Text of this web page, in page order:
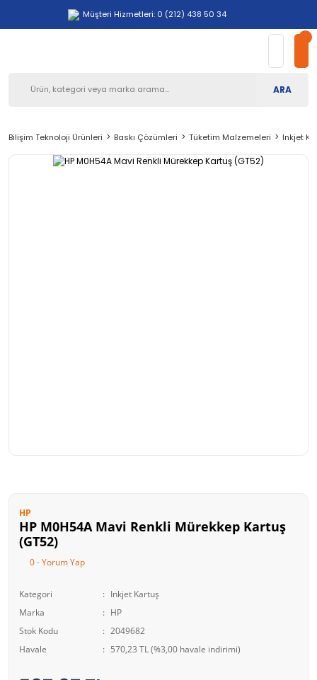
Müşteri Hizmetleri: 0 (212) 438 50 34
ARA
Bilişim Teknoloji Ürünleri Baskı Çözümleri Tüketim Malzemeleri Inkjet
HP
HP M0H54A Mavi Renkli Mürekkep Kartuş
(GT52)
0 - Yorum Yap
Kategori
Inkjet Kartuş
Marka
HP
Stok Kodu
2049682
Havale
570,23 TL (%3,00 havale indirimi)